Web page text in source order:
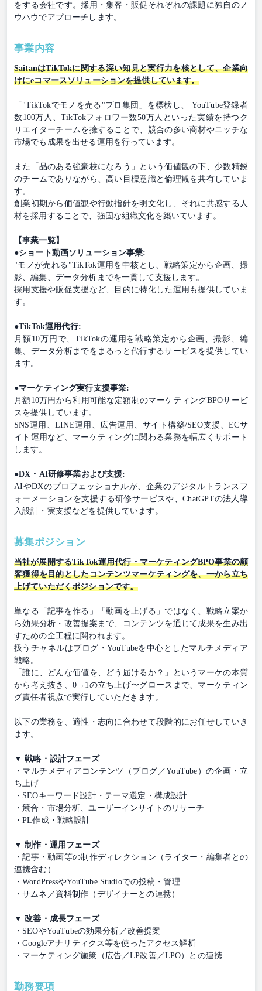
をする会社です。採用・集客・販促それぞれの課題に独自のノ
ウハウでアプローチします。
事業内容
SaitanはTikTokに関する深い知見と実行力を核として、企業向
けにeコマースソリューションを提供しています。
「"TikTokでモノを売る"プロ集団」を標榜し、 YouTube登録者
数100万人、TikTokフォロワー数50万人といった実績を持つク
リエイターチームを擁することで、競合の多い商材やニッチな
市場でも成果を出せる運用を行っています。
また「品のある強豪校になろう」という価値観の下、少数精鋭
のチームでありながら、高い目標意識と倫理観を共有していま
す。
創業初期から価値観や行動指針を明文化し、それに共感する人
材を採用することで、強固な組織文化を築いています。
【事業一覧】
●ショート動画ソリューション事業:
"モノが売れる"TikTok運用を中核とし、戦略策定から企画、撮
影、編集、データ分析までを一貫して支援します。
採用支援や販促支援など、目的に特化した運用も提供していま
す。
●TikTok運用代行:
月額10万円で、TikTokの運用を戦略策定から企画、撮影、編
集、データ分析までをまるっと代行するサービスを提供してい
ます。
●マーケティング実行支援事業:
月額10万円から利用可能な定額制のマーケティングBPOサービ
スを提供しています。
SNS運用、LINE運用、広告運用、サイト構築/SEO支援、ECサ
イト運用など、マーケティングに関わる業務を幅広くサポート
します。
●DX・AI研修事業および支援:
AIやDXのプロフェッショナルが、企業のデジタルトランスフ
ォーメーションを支援する研修サービスや、ChatGPTの法人導
入設計・実支援などを提供しています。
募集ポジション
当社が展開するTikTok運用代行・マーケティングBPO事業の顧
客獲得を目的としたコンテンツマーケティングを、一から立ち
上げていただくポジションです。
単なる「記事を作る」「動画を上げる」ではなく、戦略立案か
ら効果分析・改善提案まで、コンテンツを通じて成果を生み出
すための全工程に関われます。
扱うチャネルはブログ・YouTubeを中心としたマルチメディア
戦略。
「誰に、どんな価値を、どう届けるか？」というマーケの本質
から考え抜き、0→1の立ち上げ〜グロースまで、マーケティン
グ責任者視点で実行していただきます。
以下の業務を、適性・志向に合わせて段階的にお任せしていき
ます。
▼ 戦略・設計フェーズ
・マルチメディアコンテンツ（ブログ／YouTube）の企画・立
ち上げ
・SEOキーワード設計・テーマ選定・構成設計
・競合・市場分析、ユーザーインサイトのリサーチ
・PL作成・戦略設計
▼ 制作・運用フェーズ
・記事・動画等の制作ディレクション（ライター・編集者との
連携含む）
・WordPressやYouTube Studioでの投稿・管理
・サムネ／資料制作（デザイナーとの連携）
▼ 改善・成長フェーズ
・SEOやYouTubeの効果分析／改善提案
・Googleアナリティクス等を使ったアクセス解析
・マーケティング施策（広告／LP改善／LPO）との連携
勤務要項